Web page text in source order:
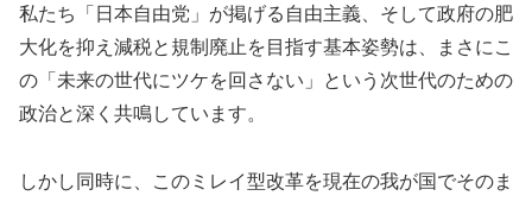
私たち「日本自由党」が掲げる自由主義、そして政府の肥
大化を抑え減税と規制廃止を目指す基本姿勢は、まさにこ
の「未来の世代にツケを回さない」という次世代のための
政治と深く共鳴しています。
しかし同時に、このミレイ型改革を現在の我が国でそのま